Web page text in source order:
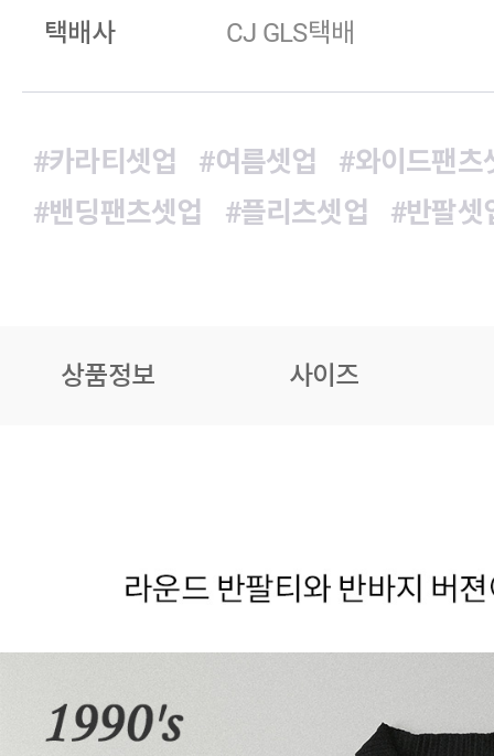
택배사
CJ GLS택배
#카라티셋업 #여름셋업
#와이드팬츠
#밴딩팬츠셋업
#플리츠셋업 #반팔셋
상품정보 사이즈